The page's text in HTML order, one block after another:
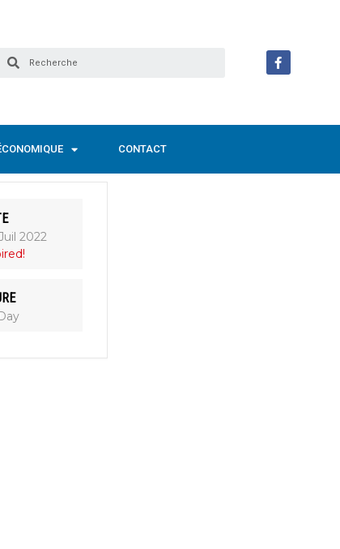
CONTACT
2022